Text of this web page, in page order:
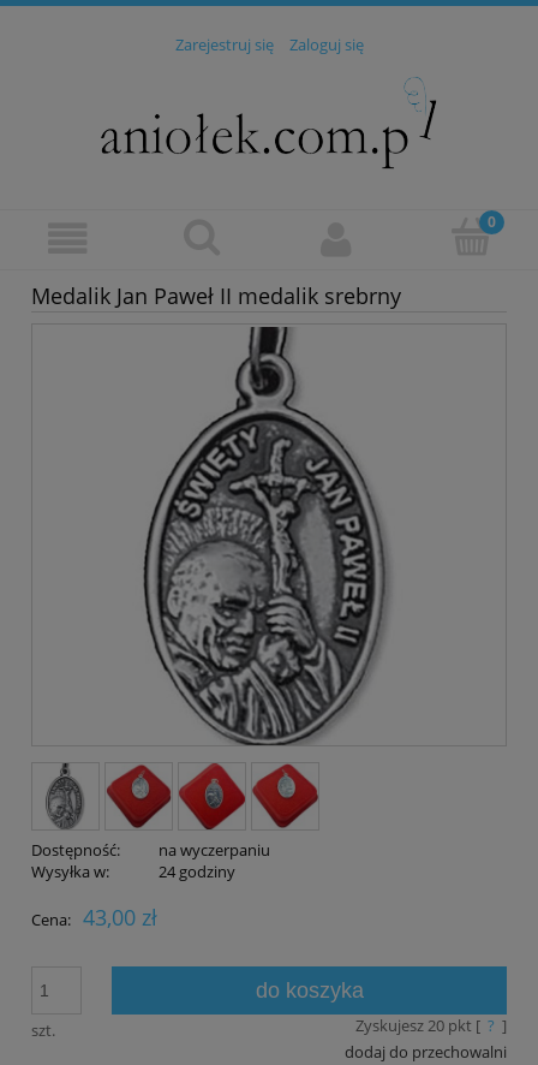
Zarejestruj się Zaloguj się
Medalik Jan Paweł II medalik srebrny
Dostępność:
na wyczerpaniu
Wysyłka w:
24 godziny
Cena: 43,00 zł
szt.
do koszyka
Zyskujesz20pkt [ ? ]
dodaj do przechowalni